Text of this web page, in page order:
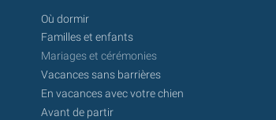
Où dormir
Familles et enfants
Mariages et cérémonies
Vacances sans barrières
En vacances avec votre chien
Avant de partir